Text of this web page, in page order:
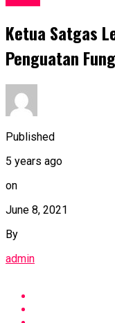
Ketua Satgas
Penguatan
Published
5 years ago
on
June 8, 2021
By
admin